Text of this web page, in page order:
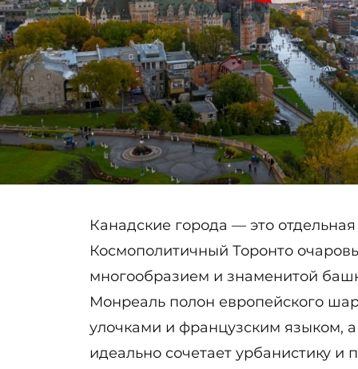
Канадские города — это
Космополитичный Торонто
многообразием и знаменитой
Монреаль полон европейского
улочками и французским языком,
идеально сочетает урбанистику и